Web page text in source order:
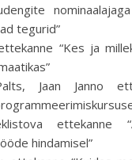
tegurid”
“Kes ja
Jaan Janno
ettekanne
hindamisel”